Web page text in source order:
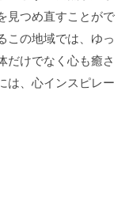
見つめ直すことがで
この地域では、ゆっ
だけでなく心も癒さ
は、心インスピレー